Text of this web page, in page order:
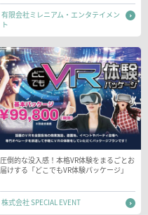
有限会社ミレニアム・エンタテイメン
ト
圧倒的な没入感！本格VR体験をまるごとお
届けする「どこでもVR体験パッケージ」
株式会社 SPECIAL EVENT